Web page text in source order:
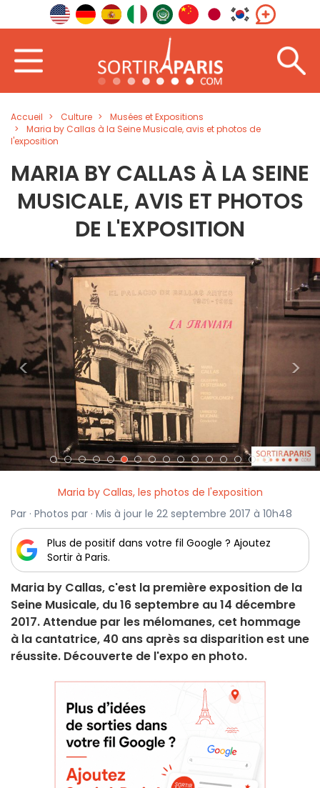
Accueil Culture
Musées et Expositions
Maria by Callas à la Seine Musicale, avis et photos de
l'exposition
MARIA BY CALLAS À LA SEINE
MUSICALE, AVIS ET PHOTOS
DE L'EXPOSITION
< >
Maria by Callas, les photos de l'exposition
Par · Photos par · Mis à jour le 22 septembre 2017 à 10h48
Plus de positif dans votre fil Google ? Ajoutez
Sortir à Paris.
Maria by Callas, c'est la première exposition de la
Seine Musicale, du 16 septembre au 14 décembre
2017. Attendue par les mélomanes, cet hommage
à la cantatrice, 40 ans après sa disparition est une
réussite. Découverte de l'expo en photo.